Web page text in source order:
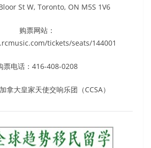
St W, Toronto, ON M5S 1V6
购票网站：
tickets/seats/144001
票电话：416-408-0208
拿大皇家天使交响乐团（CCSA）